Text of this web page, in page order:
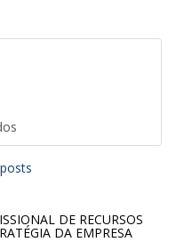
DE RECURSOS
DA EMPRESA